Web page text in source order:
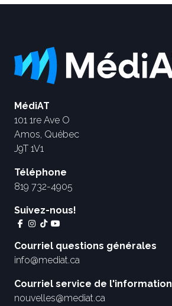
MédiAT
101 1re Ave O
Amos, Québec
J9T 1V1
Téléphone
819 732-4905
Suivez-nous!
Courriel questions générales
info@mediat.ca
Courriel service de l'information
nouvelles@mediat.ca